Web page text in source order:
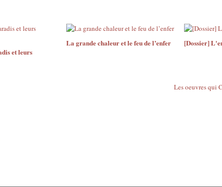
et leurs
La grande chaleur et le feu de l’enfer [Dossier]
Les oeuvres qui